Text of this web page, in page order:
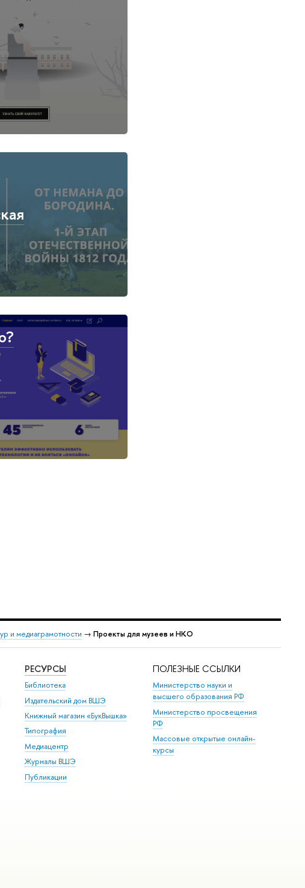
и медиаграмотности → Проекты для музеев и НКО
РЕСУРСЫ
Библиотека
Издательский дом ВШЭ
Книжный магазин «БукВышка»
Типография
Медиацентр
Журналы ВШЭ
Публикации
ПОЛЕЗНЫЕ ССЫЛКИ
Министерство науки и
высшего образования РФ
Министерство просвещения
РФ
Массовые открытые онлайн-
курсы